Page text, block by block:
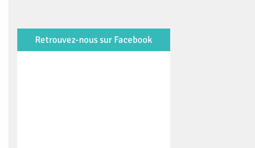
Retrouvez-nous sur Facebook